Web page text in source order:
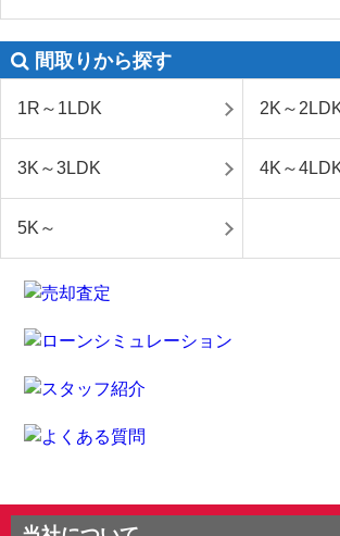
間取りから探す
1R～1LDK 2K～
3K～3LDK 4K～
5K～